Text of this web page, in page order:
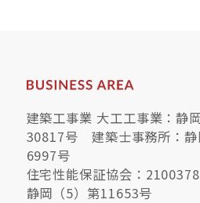
建築工事業 大工工事業：静
30817号 建築士事務所：静
6997号
住宅性能保証協会：
静岡（5）第11653号